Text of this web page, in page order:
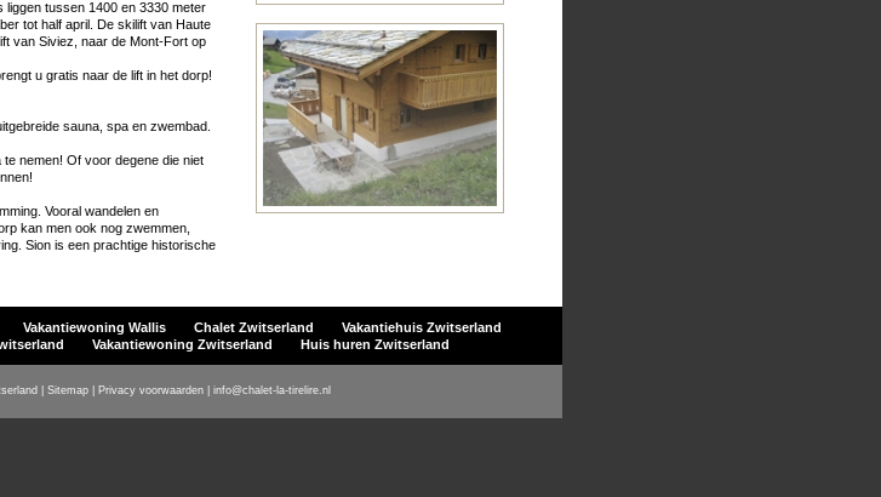
liggen tussen 1400 en 3330 meter
tot half april. De skilift van Haute
van Siviez, naar de Mont-Fort op
u gratis naar de lift in het dorp!
sauna, spa en zwembad.
nemen! Of voor degene die niet
Vooral wandelen en
kan men ook nog zwemmen,
Sion is een prachtige historische
Vakantiewoning Wallis Chalet Zwitserland
Vakantiehuis Zwitserland
Vakantiewoning Zwitserland Huis huren Zwitserland
| Sitemap Privacy voorwaarden info@chalet-la-tirelire.nl